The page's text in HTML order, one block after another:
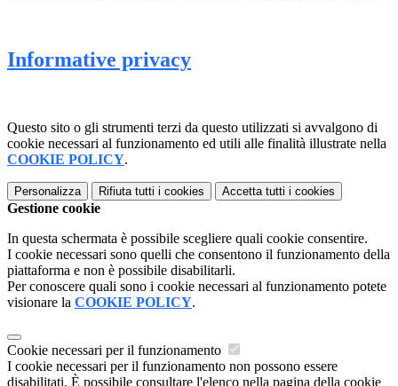
Informative privacy
Questo sito o gli strumenti terzi da questo utilizzati si avvalgono di
cookie necessari al funzionamento ed utili alle finalità illustrate nella
COOKIE POLICY.
Personalizza Rifiuta tutti i cookies Accetta tutti i cookies
Gestione cookie
In questa schermata è possibile scegliere quali cookie consentire.
I cookie necessari sono quelli che consentono il funzionamento della
piattaforma e non è possibile disabilitarli.
Per conoscere quali sono i cookie necessari al funzionamento potete
visionare la COOKIE POLICY.
Cookie necessari per il funzionamento
I cookie necessari per il funzionamento non possono essere
disabilitati. È possibile consultare l'elenco nella pagina della cookie